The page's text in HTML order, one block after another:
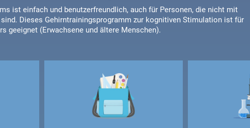
ist einfach und benutzerfreundlich, auch für Personen, die nicht mit
Dieses Gehirntrainingsprogramm zur kognitiven Stimulation ist für
geeignet (Erwachsene und ältere Menschen).